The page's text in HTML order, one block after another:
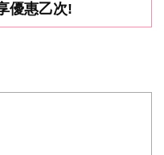
優惠乙次!